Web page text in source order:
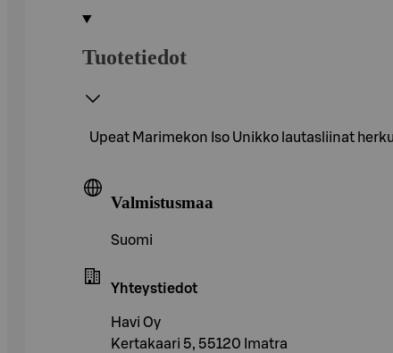
Tuotetiedot
Upeat Marimekon Iso Unikko lautasliinat
Valmistusmaa
Suomi
Yhteystiedot
Havi Oy
Kertakaari 5, 55120 Imatra